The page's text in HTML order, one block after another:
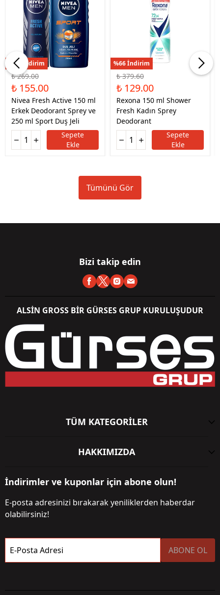
%42 İndirim
₺ 269.00
₺ 155.00
Nivea Fresh Active 150 ml
Erkek Deodorant Sprey ve
250 ml Sport Duş Jeli
Sepete
Ekle
%66 İndirim
₺ 379.60
₺ 129.00
Rexona 150 ml Shower
Fresh Kadın Sprey
Deodorant
Sepete
Ekle
Tümünü Gör
Bizi takip edin
ALSİN GROSS BİR GÜRSES GRUP KURULUŞUDUR
TÜM KATEGORİLER
HAKKIMIZDA
İndirimler ve kuponlar için abone olun!
E-posta adresinizi bırakarak yeniliklerden haberdar
olabilirsiniz!
E-Posta Adresi ABONE OL